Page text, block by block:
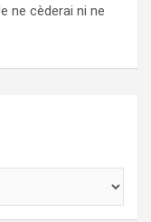
ne cèderai ni ne